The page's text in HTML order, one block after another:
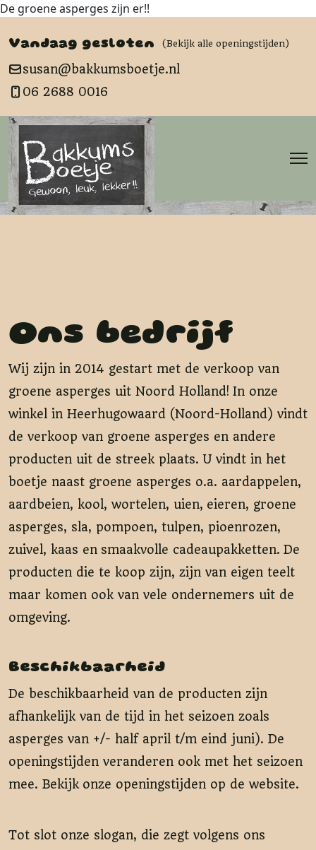
De groene asperges zijn er!!
Vandaag gesloten (Bekijk alle openingstijden)
susan@bakkumsboetje.nl
06 2688 0016
Ons bedrijf
Wij zijn in 2014 gestart met de verkoop van
groene asperges uit Noord Holland! In onze
winkel in Heerhugowaard (Noord-Holland) vindt
de verkoop van groene asperges en andere
producten uit de streek plaats. U vindt in het
boetje naast groene asperges o.a. aardappelen,
aardbeien, kool, wortelen, uien, eieren, groene
asperges, sla, pompoen, tulpen, pioenrozen,
zuivel, kaas en smaakvolle cadeaupakketten. De
producten die te koop zijn, zijn van eigen teelt
maar komen ook van vele ondernemers uit de
omgeving.
Beschikbaarheid
De beschikbaarheid van de producten zijn
afhankelijk van de tijd in het seizoen zoals
asperges van +/- half april t/m eind juni). De
openingstijden veranderen ook met het seizoen
mee. Bekijk onze openingstijden op de website.
Tot slot onze slogan, die zegt volgens ons